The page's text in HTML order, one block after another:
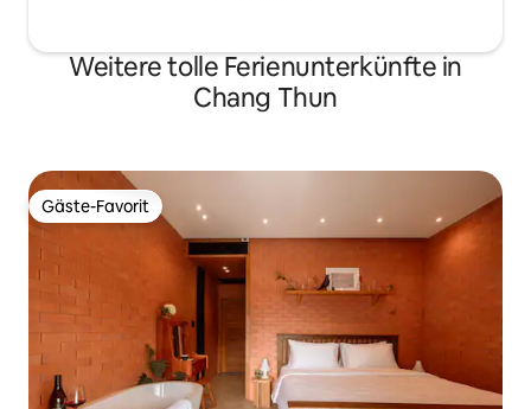
Weitere tolle Ferienunterkünfte in
Chang Thun
Gäste-Favorit
Gäste-Favorit